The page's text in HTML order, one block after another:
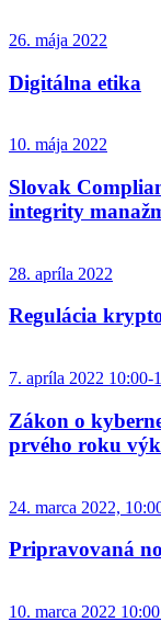
26. mája 2022
Digitálna etika
10. mája 2022
Slovak
integrity
28. apríla 2022
Regulácia
7. apríla 2022 10:00-
Zákon o
prvého roku
24. marca 2022,
Pripravovaná
10. marca 2022